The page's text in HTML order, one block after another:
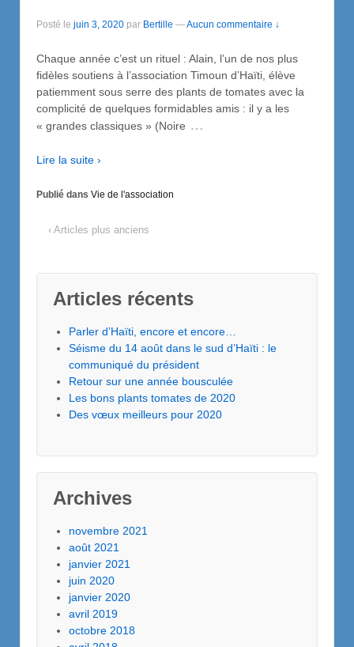
Posté le juin 3, 2020 par Bertille —Aucun commentaire ↓
Chaque année c’est un rituel : Alain, l’un de nos plus
fidèles soutiens à l’association Timoun d’Haïti, élève
patiemment sous serre des plants de tomates avec la
complicité de quelques formidables amis : il y a les
« grandes classiques » (Noire …
Lire la suite ›
Publié dans Vie de l'association
‹ Articles plus anciens
Articles récents
Parler d’Haïti, encore et encore…
Séisme du 14 août dans le sud d’Haïti : le
communiqué du président
Retour sur une année bousculée
Les bons plants tomates de 2020
Des vœux meilleurs pour 2020
Archives
novembre 2021
août 2021
janvier 2021
juin 2020
janvier 2020
avril 2019
octobre 2018